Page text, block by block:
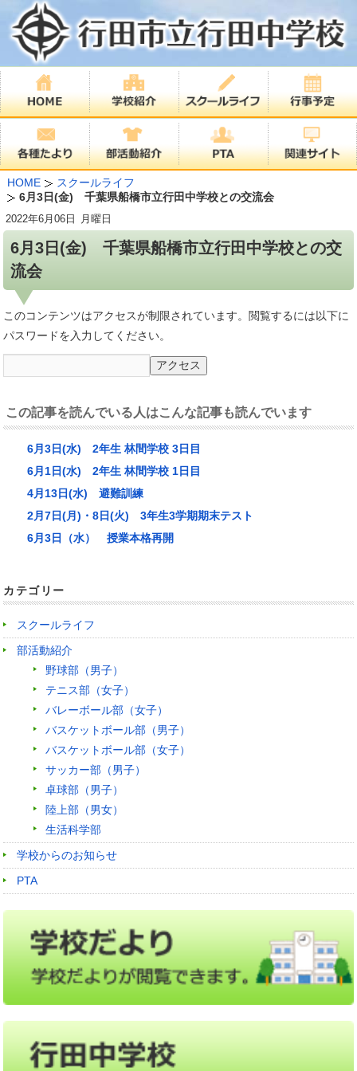
HOME
スクールライフ
6月3日(金) 千葉県船橋市立行田中学校との交流会
6月3日(金) 千葉県船橋市立行田中学校との交
流会
2022年6月06日 月曜日
このコンテンツはアクセスが制限されています。閲覧するには以下に
パスワードを入力してください。
この記事を読んでいる人はこんな記事も読んでいます
6月3日(水) 2年生 林間学校 3日目
6月1日(水) 2年生 林間学校 1日目
4月13日(水) 避難訓練
2月7日(月)・8日(火) 3年生3学期期末テスト
6月3日（水） 授業本格再開
カテゴリー
スクールライフ
部活動紹介
野球部（男子）
テニス部（女子）
バレーボール部（女子）
バスケットボール部（男子）
バスケットボール部（女子）
サッカー部（男子）
卓球部（男子）
陸上部（男女）
生活科学部
学校からのお知らせ
PTA